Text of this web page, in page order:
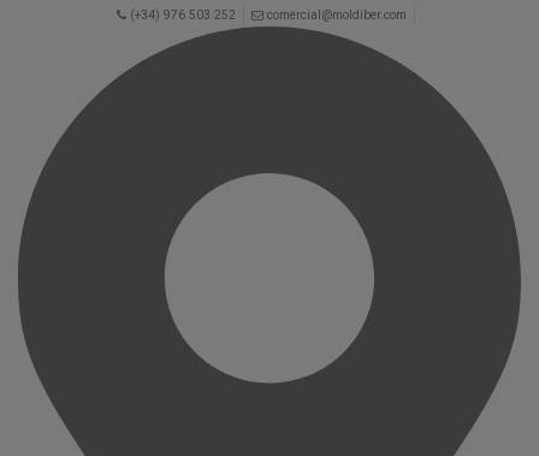
(+34) 976 503 252 comercial@moldiber.com